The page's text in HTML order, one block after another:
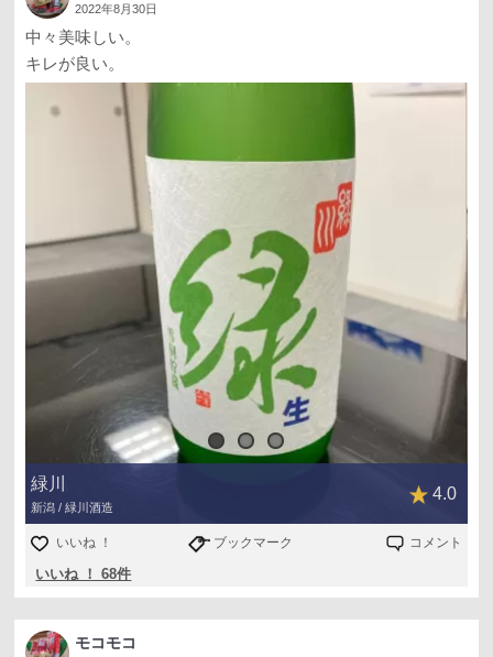
2022年8月30日
中々美味しい。
キレが良い。
緑川
新潟 / 緑川酒造
4.0
いいね ！ ブックマーク コメント
いいね ！ 68件
モコモコ